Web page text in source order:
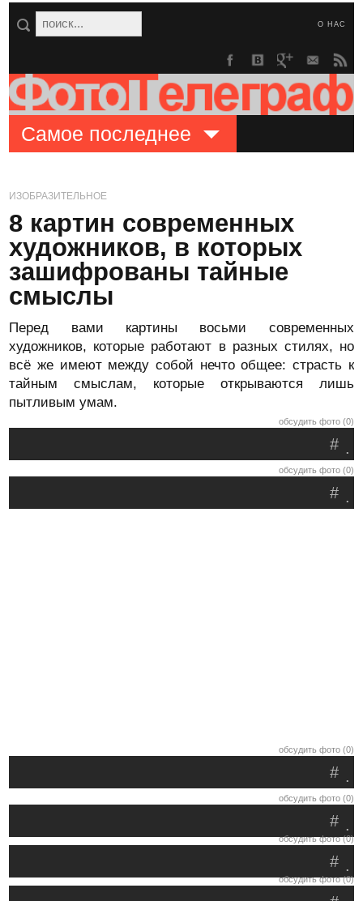
О НАС
Самое последнее
ИЗОБРАЗИТЕЛЬНОЕ
8 картин современных
художников, в которых
зашифрованы тайные
смыслы
Перед вами картины восьми современных
художников, которые работают в разных стилях, но
всё же имеют между собой нечто общее: страсть к
тайным смыслам, которые открываются лишь
пытливым умам.
обсудить фото (0)
.
#
обсудить фото (0)
.
#
обсудить фото (0)
.
#
обсудить фото (0)
.
#
обсудить фото (0)
.
#
обсудить фото (0)